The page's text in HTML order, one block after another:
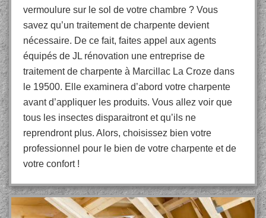
vermoulure sur le sol de votre chambre ? Vous
savez qu’un traitement de charpente devient
nécessaire. De ce fait, faites appel aux agents
équipés de JL rénovation une entreprise de
traitement de charpente à Marcillac La Croze dans
le 19500. Elle examinera d’abord votre charpente
avant d’appliquer les produits. Vous allez voir que
tous les insectes disparaitront et qu’ils ne
reprendront plus. Alors, choisissez bien votre
professionnel pour le bien de votre charpente et de
votre confort !